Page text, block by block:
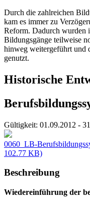
Durch die zahlreichen
kam es immer zu
Reform. Dadurch wurden
Bildungsgänge teilweise
hinweg weitergeführt und
genutzt.
Historische
Gültigkeit: 01.09.2012 -
0060_LB-
102.77 KB)
Beschreibung
Wiedereinführung der